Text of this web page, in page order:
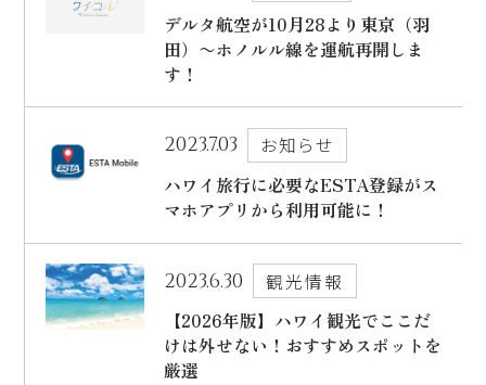
デルタ航空が10月28より東京（羽
田）〜ホノルル線を運航再開しま
す！
2023.7.03
お知らせ
ハワイ旅行に必要なESTA登録がス
マホアプリから利用可能に！
2023.6.30
観光情報
【2026年版】ハワイ観光でここだ
けは外せない！おすすめスポットを
厳選